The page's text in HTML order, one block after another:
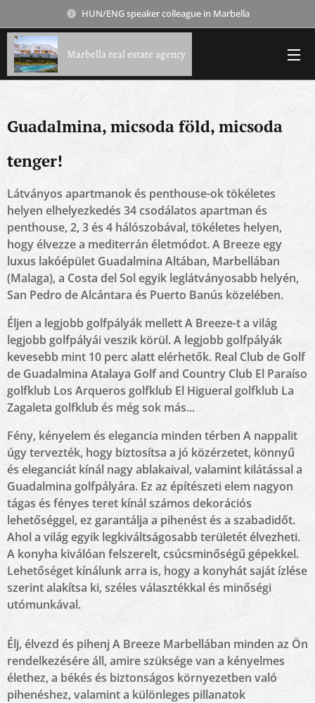
HUN/ENG speaker colleague in Marbella
Marbella real estate agency
Guadalmina, micsoda föld, micsoda
tenger!
Látványos apartmanok és penthouse-ok tökéletes
helyen elhelyezkedés 34 csodálatos apartman és
penthouse, 2, 3 és 4 hálószobával, tökéletes helyen,
hogy élvezze a mediterrán életmódot. A Breeze egy
luxus lakóépület Guadalmina Altában, Marbellában
(Malaga), a Costa del Sol egyik leglátványosabb helyén,
San Pedro de Alcántara és Puerto Banús közelében.
Éljen a legjobb golfpályák mellett A Breeze-t a világ
legjobb golfpályái veszik körül. A legjobb golfpályák
kevesebb mint 10 perc alatt elérhetők. Real Club de Golf
de Guadalmina Atalaya Golf and Country Club El Paraíso
golfklub Los Arqueros golfklub El Higueral golfklub La
Zagaleta golfklub és még sok más...
Fény, kényelem és elegancia minden térben A nappalit
úgy tervezték, hogy biztosítsa a jó közérzetet, könnyű
és eleganciát kínál nagy ablakaival, valamint kilátással a
Guadalmina golfpályára. Ez az építészeti elem nagyon
tágas és fényes teret kínál számos dekorációs
lehetőséggel, ez garantálja a pihenést és a szabadidőt.
Ahol a világ egyik legkiváltságosabb területét élvezheti.
A konyha kiválóan felszerelt, csúcsminőségű gépekkel.
Lehetőséget kínálunk arra is, hogy a konyhát saját ízlése
szerint alakítsa ki, széles választékkal és minőségi
utómunkával.
Élj, élvezd és pihenj A Breeze Marbellában minden az Ön
rendelkezésére áll, amire szüksége van a kényelmes
élethez, a békés és biztonságos környezetben való
pihenéshez, valamint a különleges pillanatok